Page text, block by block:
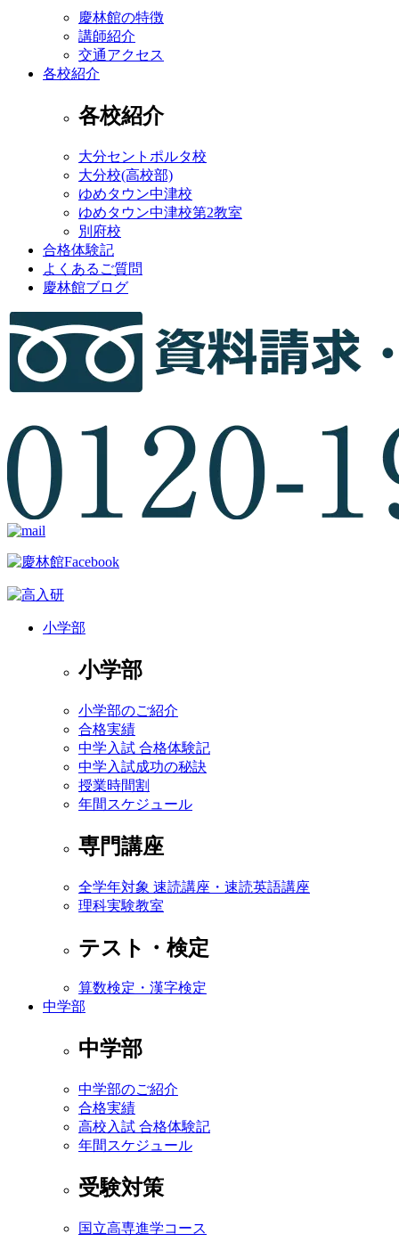
慶林館の特徴
講師紹介
交通アクセス
各校紹介
各校紹介
大分セントポルタ校
大分校(高校部)
ゆめタウン中津校
ゆめタウン中津校第2教室
別府校
合格体験記
よくあるご質問
慶林館ブログ
小学部
小学部
小学部のご紹介
合格実績
中学入試 合格体験記
中学入試成功の秘訣
授業時間割
年間スケジュール
専門講座
全学年対象 速読講座・速読英語講座
理科実験教室
テスト・検定
算数検定・漢字検定
中学部
中学部
中学部のご紹介
合格実績
高校入試 合格体験記
年間スケジュール
受験対策
国立高専進学コース